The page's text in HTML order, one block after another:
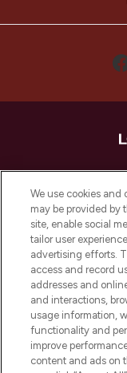
oder
Lieferung
Do
We use cookies and
may be provided by
site, enable social
tailor user
advertising efforts.
access and record
addresses and
and interactions,
usage information,
functionality and
improve
content and ads on